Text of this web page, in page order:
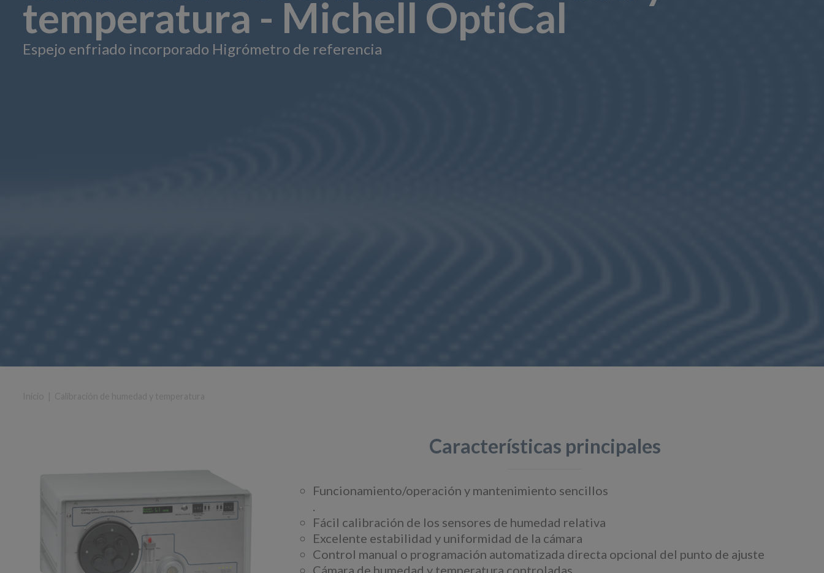
temperatura - Michell OptiCal
Espejo enfriado incorporado Higrómetro de referencia
Características principales
Funcionamiento/operación y mantenimiento sencillos
.
Fácil calibración de los sensores de humedad relativa
Excelente estabilidad y uniformidad de la cámara
Control manual o programación automatizada directa opcional del punto de ajuste
Cámara de humedad y temperatura controladas